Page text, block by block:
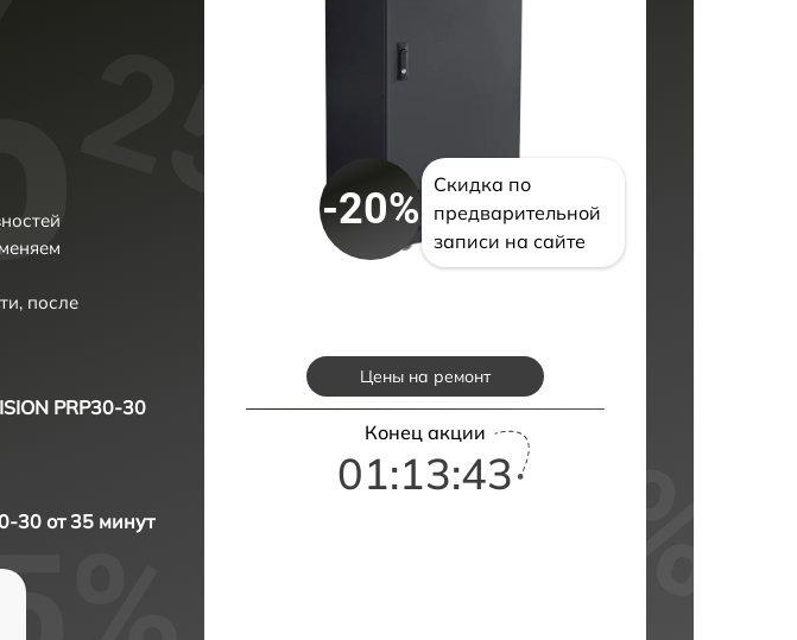
после
PRP30-30
30 от 35 минут
-20%
Скидка по
предварительной
записи на сайте
Цены на ремонт
Конец акции
01:13:42